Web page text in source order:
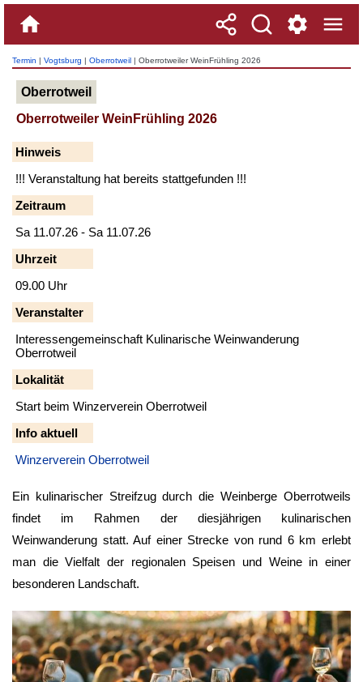
Termin | Vogtsburg | Oberrotweil | Oberrotweiler WeinFrühling 2026
Oberrotweil
Oberrotweiler WeinFrühling 2026
Hinweis
!!! Veranstaltung hat bereits stattgefunden !!!
Zeitraum
Sa 11.07.26 - Sa 11.07.26
Uhrzeit
09.00 Uhr
Veranstalter
Interessengemeinschaft Kulinarische Weinwanderung
Oberrotweil
Lokalität
Start beim Winzerverein Oberrotweil
Info aktuell
Winzerverein Oberrotweil
Ein kulinarischer Streifzug durch die Weinberge Oberrotweils
findet im Rahmen der diesjährigen kulinarischen
Weinwanderung statt. Auf einer Strecke von rund 6 km erlebt
man die Vielfalt der regionalen Speisen und Weine in einer
besonderen Landschaft.